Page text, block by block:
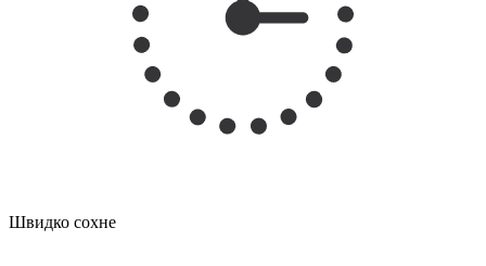
Швидко сохне